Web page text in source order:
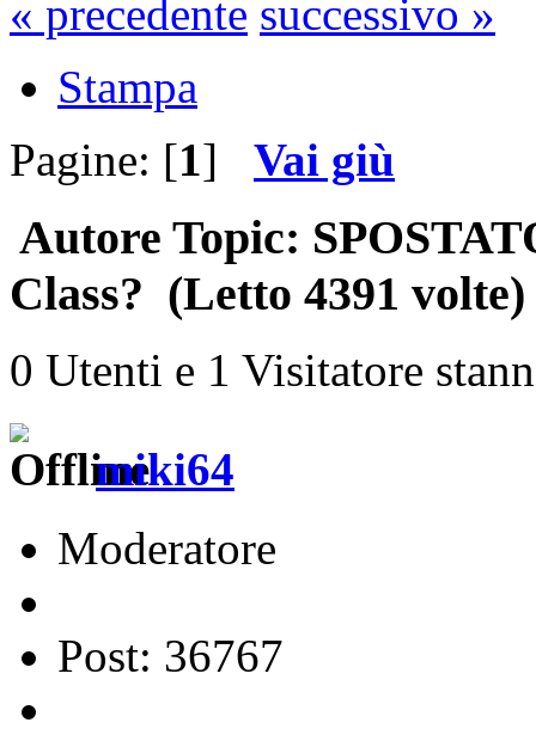
« precedente successivo »
Stampa
Pagine: [1] Vai giù
Autore Topic:
Class? (Letto 4391 volte)
0 Utenti e 1 Visitatore
miki64
Moderatore
Post: 36767